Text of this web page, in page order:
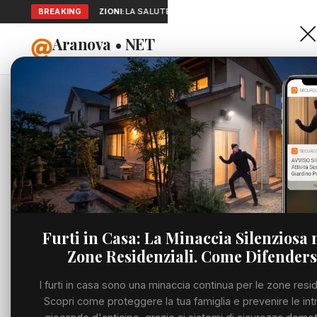
BREAKING
SEGNALAZIONI:LA SALUTE A PORTATA DI MANO: TELEMEDICINA
Aranova • NET
PORTALE UTILE AL TERRITORIO
Home
Cronaca
Viabilità
Utilità
Meteo
Eventi
Furti in Casa: La Minaccia Silenziosa
Zone Residenziali. Come
I furti in casa sono una minaccia continua per le zone
Scopri come proteggere la tua famiglia e prevenire le
Precedente